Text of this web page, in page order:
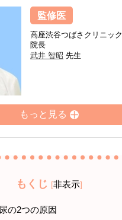
監修医
高座渋谷つばさクリニック
院長
武井 智昭 先生
もくじ [非表示]
の2つの原因